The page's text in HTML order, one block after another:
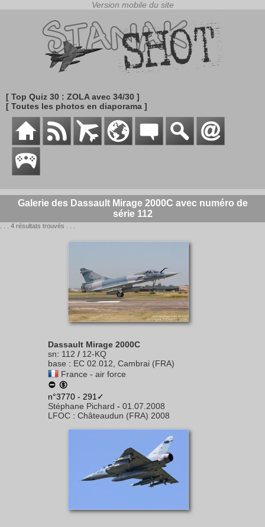
[ Top Quiz 30 : ZOLA avec 34/30 ]
[ Toutes les photos en diaporama ]
Galerie des Dassault Mirage 2000C avec numéro de
série 112
. . . 4 résultats trouvés . . .
Dassault Mirage 2000C
sn: 112 / 12-KQ
base : EC 02.012, Cambrai (FRA)
France - air force
n°3770 - 291✓
Stéphane Pichard - 01.07.2008
LFOC : Châteaudun (FRA) 2008